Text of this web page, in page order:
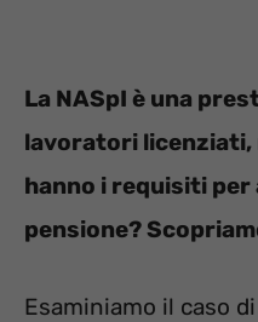
La NASpI è una
lavoratori licenziati,
hanno i requisiti per
pensione?
Esaminiamo il caso